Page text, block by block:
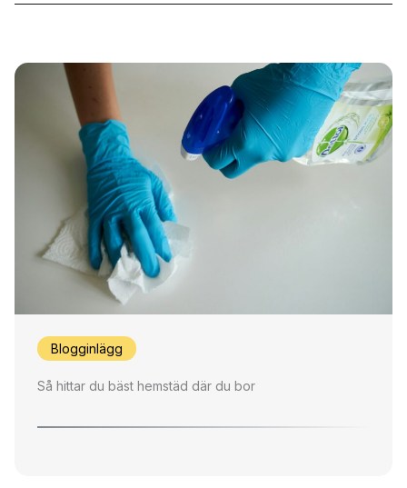
Blogginlägg
Så hittar du bäst hemstäd där du bor